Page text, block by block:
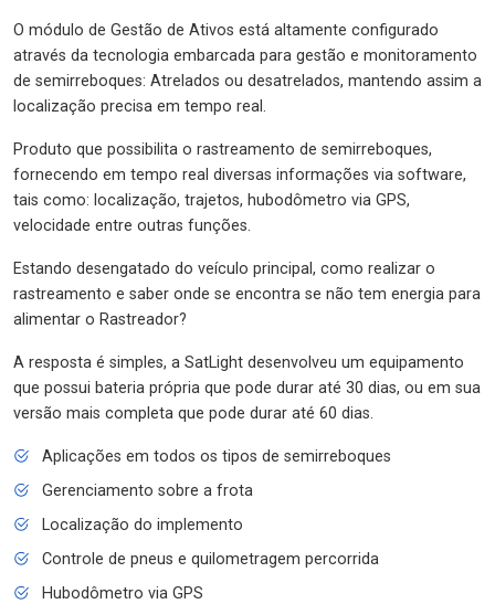
O módulo de Gestão de Ativos está altamente configurado
através da tecnologia embarcada para gestão e monitoramento
de semirreboques: Atrelados ou desatrelados, mantendo assim a
localização precisa em tempo real.
Produto que possibilita o rastreamento de semirreboques,
fornecendo em tempo real diversas informações via software,
tais como: localização, trajetos, hubodômetro via GPS,
velocidade entre outras funções.
Estando desengatado do veículo principal, como realizar o
rastreamento e saber onde se encontra se não tem energia para
alimentar o Rastreador?
A resposta é simples, a SatLight desenvolveu um equipamento
que possui bateria própria que pode durar até 30 dias, ou em sua
versão mais completa que pode durar até 60 dias.
Aplicações em todos os tipos de semirreboques
Gerenciamento sobre a frota
Localização do implemento
Controle de pneus e quilometragem percorrida
Hubodômetro via GPS